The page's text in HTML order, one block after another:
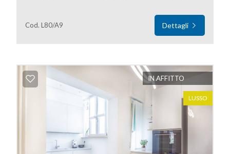
Cod. L80/A9 Dettagli
IN AFFITTO
LUSSO
Qualsiasi